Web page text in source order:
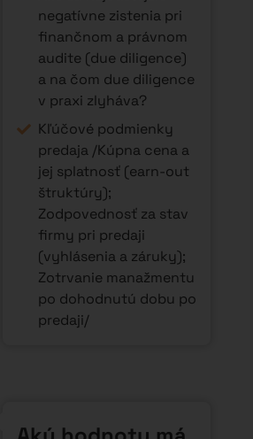
negatívne zistenia pri
finančnom a právnom
audite (due diligence)
a na čom due diligence
v praxi zlyháva?
Kľúčové podmienky
predaja /Kúpna cena a
jej splatnosť (earn-out
štruktúry);
Zodpovednosť za stav
firmy pri predaji
(vyhlásenia a záruky);
Zotrvanie manažmentu
po dohodnutú dobu po
predaji/